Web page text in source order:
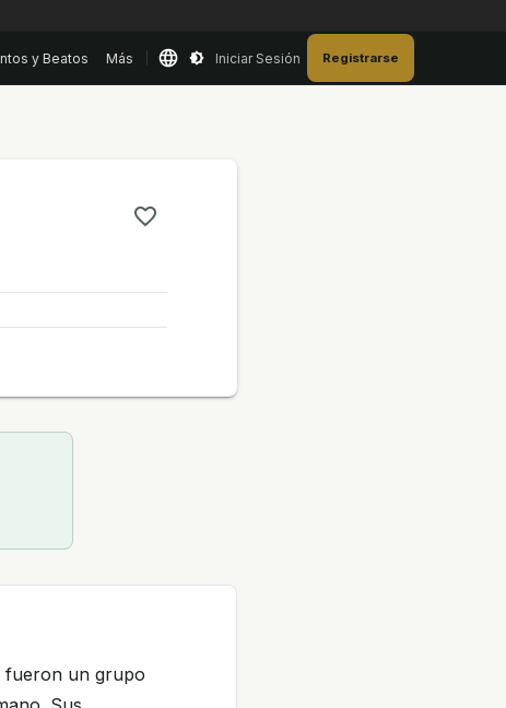
y Beatos Más Iniciar Sesión Registrarse
fueron un grupo